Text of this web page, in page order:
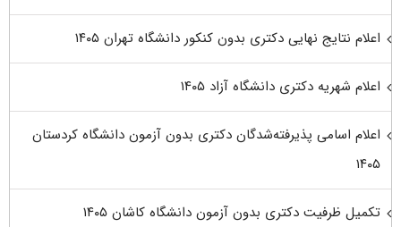
اعلام نتایج نهایی دکتری بدون کنکور دانشگاه تهران ۱۴۰۵
اعلام شهریه دکتری دانشگاه آزاد ۱۴۰۵
اعلام اسامی پذیرفته‌شدگان دکتری بدون آزمون دانشگاه کردستان
۱۴۰۵
تکمیل ظرفیت دکتری بدون آزمون دانشگاه کاشان ۱۴۰۵